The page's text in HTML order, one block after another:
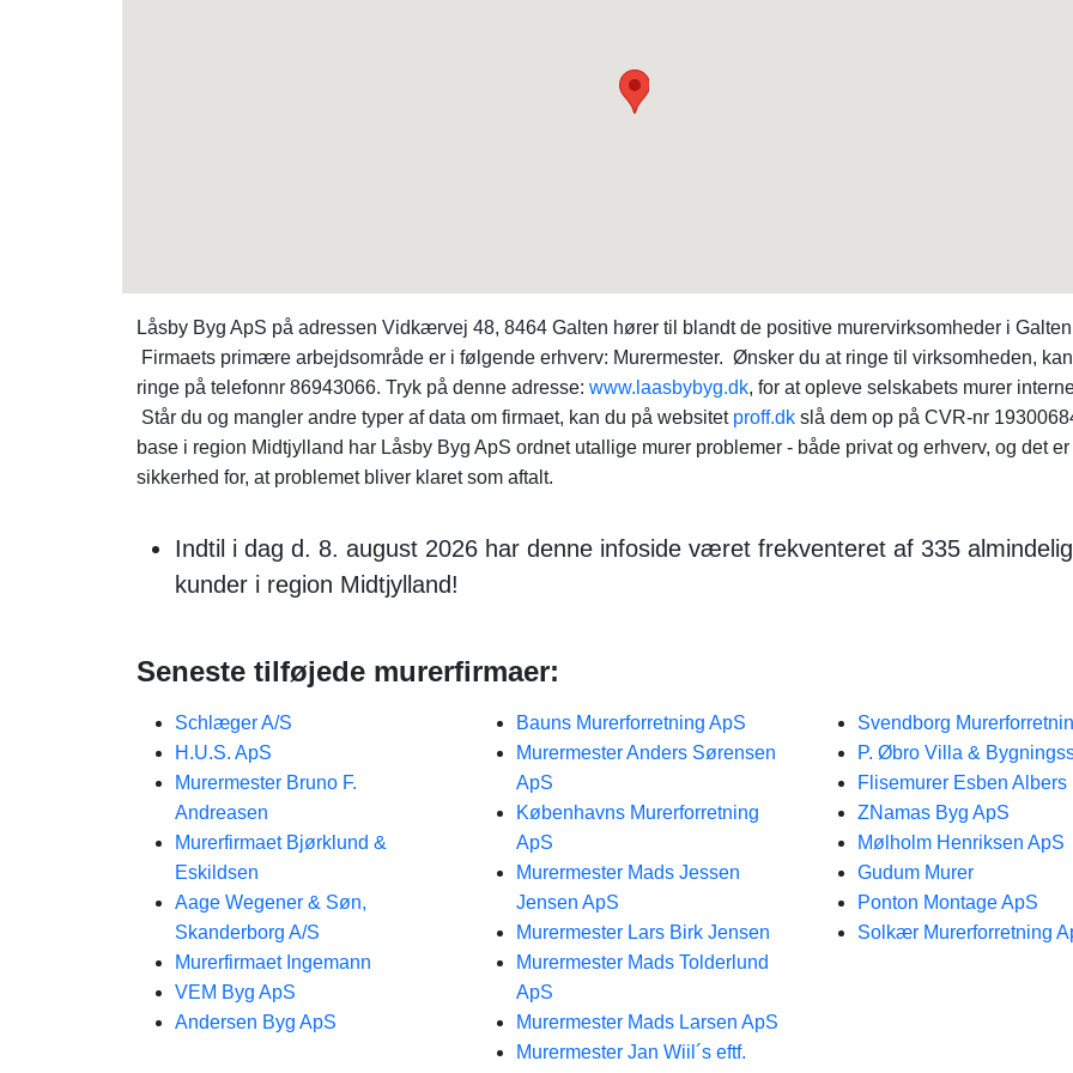
Låsby Byg ApS på adressen Vidkærvej 48, 8464 Galten hører til blandt de positive murervirksomheder i
Firmaets primære arbejdsområde er i følgende erhverv: Murermester. Ønsker du at ringe til virksomheden,
ringe på telefonnr 86943066. Tryk på denne adresse: www.laasbybyg.dk, for at opleve selskabets murer
Står du og mangler andre typer af data om firmaet, kan du på websitet proff.dk slå dem op på CVR-nr
base i region Midtjylland har Låsby Byg ApS ordnet utallige murer problemer - både privat og erhverv, og det er
sikkerhed for, at problemet bliver klaret som aftalt.
Indtil i dag d. 8. august 2026 har denne infoside været frekventeret af 335
kunder i region Midtjylland!
Seneste tilføjede murerfirmaer:
Schlæger A/S
H.U.S. ApS
Murermester Bruno F.
Andreasen
Murerfirmaet Bjørklund &
Eskildsen
Aage Wegener & Søn,
Skanderborg A/S
Murerfirmaet Ingemann
VEM Byg ApS
Andersen Byg ApS
Bauns Murerforretning ApS
Murermester Anders Sørensen
ApS
Københavns Murerforretning
ApS
Murermester Mads Jessen
Jensen ApS
Murermester Lars Birk Jensen
Murermester Mads Tolderlund
ApS
Murermester Mads Larsen ApS
Murermester Jan Wiil´s eftf.
Svendborg
P. Øbro Villa &
Flisemurer Esben Albers
ZNamas Byg ApS
Mølholm Henriksen ApS
Gudum Murer
Ponton Montage ApS
Solkær Murerforretning